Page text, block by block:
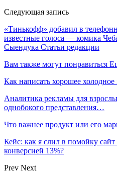
Следующая запись
«Тинькофф» добавил в
известные голоса — комика
Сыендука Статьи редакции
Вам также могут понравиться
Как написать хорошее
Аналитика рекламы для
однобокого представления…
Что важнее продукт или его
Кейс: как я слил в помойку
конверсией 13%?
Prev Next